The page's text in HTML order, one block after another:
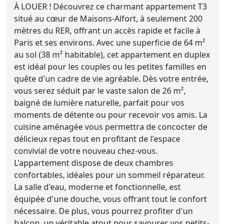
À LOUER ! Découvrez ce charmant appartement T3
situé au cœur de Maisons-Alfort, à seulement 200
mètres du RER, offrant un accès rapide et facile à
Paris et ses environs. Avec une superficie de 64 m²
au sol (38 m² habitable), cet appartement en duplex
est idéal pour les couples ou les petites familles en
quête d'un cadre de vie agréable. Dès votre entrée,
vous serez séduit par le vaste salon de 26 m²,
baigné de lumière naturelle, parfait pour vos
moments de détente ou pour recevoir vos amis. La
cuisine aménagée vous permettra de concocter de
délicieux repas tout en profitant de l'espace
convivial de votre nouveau chez-vous.
L'appartement dispose de deux chambres
confortables, idéales pour un sommeil réparateur.
La salle d'eau, moderne et fonctionnelle, est
équipée d'une douche, vous offrant tout le confort
nécessaire. De plus, vous pourrez profiter d'un